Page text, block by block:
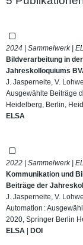
2024 | Sammelwerk |
Bildverarbeitung in
Jahreskolloquiums
J. Jasperneite, V.
Ausgewählte Beiträge
Heidelberg, Berlin,
ELSA
2022 | Sammelwerk |
Kommunikation und
Beiträge der
J. Jasperneite, V.
Automation :
2020, Springer Berlin
ELSA | DOI